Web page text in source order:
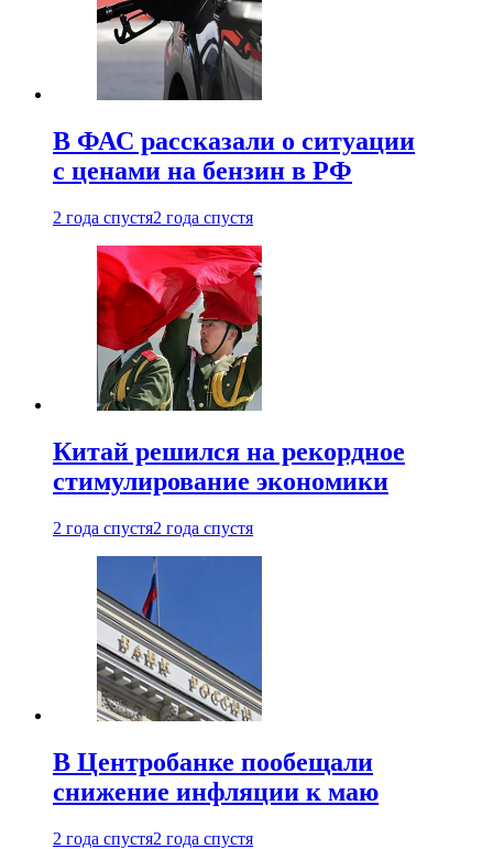
В ФАС рассказали о ситуации
с ценами на бензин в РФ
2 года спустя2 года спустя
Китай решился на рекордное
стимулирование экономики
2 года спустя2 года спустя
В Центробанке пообещали
снижение инфляции к маю
2 года спустя2 года спустя